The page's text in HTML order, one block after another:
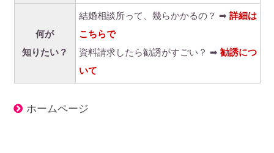
何が
知りたい？
結婚相談所って、幾らかかるの？ ➡ 詳細は
こちらで
資料請求したら勧誘がすごい？ ➡ 勧誘につ
いて
ホームページ